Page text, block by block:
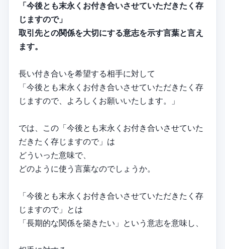
「今後とも末永くお付き合いさせていただきたく存
じますので」
取引先との関係を大切にする意志を示す言葉と言え
ます。
長い付き合いを希望する相手に対して
「今後とも末永くお付き合いさせていただきたく存
じますので、よろしくお願いいたします。」
では、この「今後とも末永くお付き合いさせていた
だきたく存じますので」は
どういった意味で、
どのように使う言葉なのでしょうか。
「今後とも末永くお付き合いさせていただきたく存
じますので」とは
「長期的な関係を築きたい」という意志を意味し、